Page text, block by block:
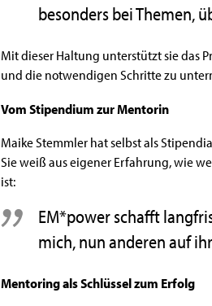
besonders bei Themen,
Mit dieser Haltung unterstützt sie das
und die notwendigen Schritte zu
Vom Stipendium zur Mentorin
Maike Stemmler hat selbst als
Sie weiß aus eigener Erfahrung, wie
ist:
EM*power schafft
mich, nun anderen auf
Mentoring als Schlüssel zum Erfolg